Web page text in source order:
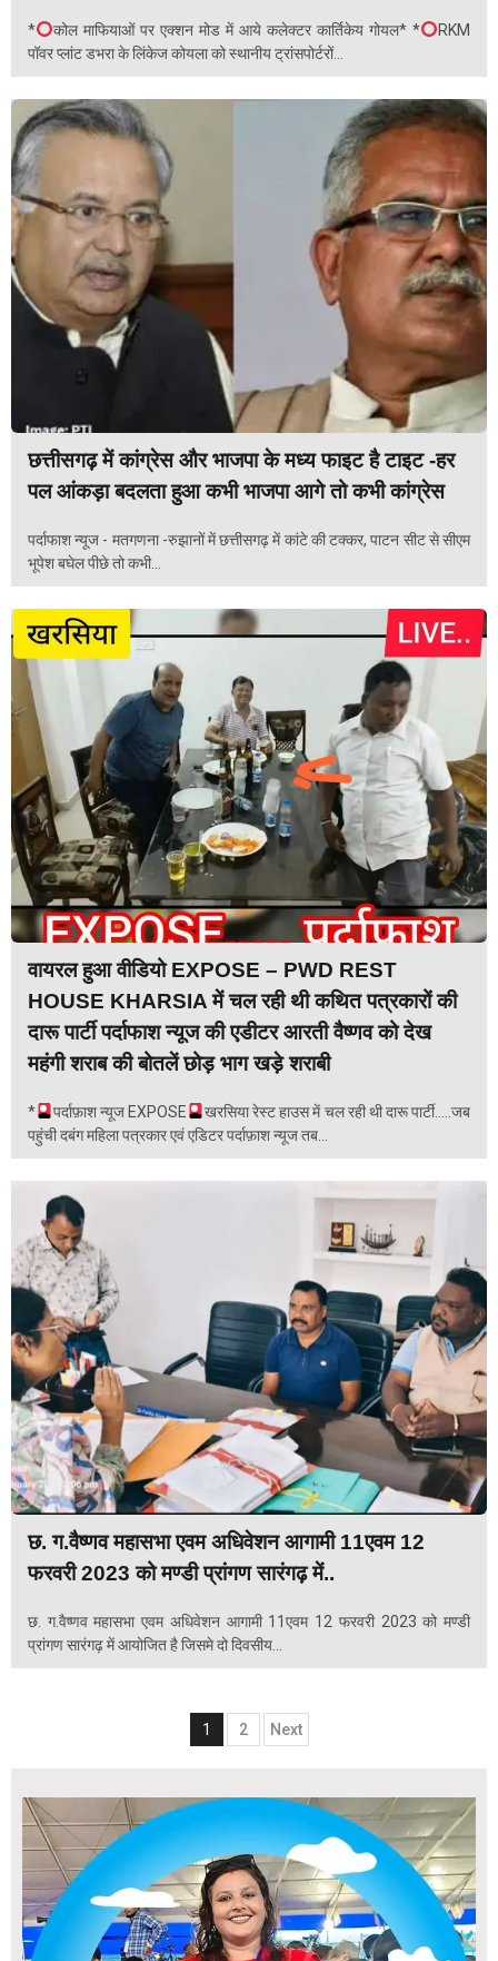
* कोल माफियाओं पर एक्शन मोड में आये कलेक्टर कार्तिकेय गोयल* *
RKM
पॉवर प्लांट डभरा के लिंकेज कोयला को स्थानीय ट्रांसपोर्टरों...
छत्तीसगढ़ में कांग्रेस और भाजपा के मध्य फाइट है टाइट -हर
पल आंकड़ा बदलता हुआ कभी भाजपा आगे तो कभी कांग्रेस
पर्दाफाश न्यूज - मतगणना -रुझानों में छत्तीसगढ़ में कांटे की टक्कर, पाटन सीट से सीएम
भूपेश बघेल पीछे तो कभी...
वायरल हुआ वीडियो EXPOSE – PWD REST
HOUSE KHARSIA में चल रही थी कथित पत्रकारों की
दारू पार्टी पर्दाफाश न्यूज की एडीटर आरती वैष्णव को देख
महंगी शराब की बोतलें छोड़ भाग खड़े शराबी
* पर्दाफ़ाश न्यूज EXPOSE
खरसिया रेस्ट हाउस में चल रही थी दारू पार्टी.....जब
पहुंची दबंग महिला पत्रकार एवं एडिटर पर्दाफ़ाश न्यूज तब...
छ. ग.वैष्णव महासभा एवम अधिवेशन आगामी 11एवम 12
फरवरी 2023 को मण्डी प्रांगण सारंगढ़ में..
छ. ग.वैष्णव महासभा एवम अधिवेशन आगामी 11एवम 12 फरवरी 2023 को मण्डी
प्रांगण सारंगढ़ में आयोजित है जिसमे दो दिवसीय...
Posts
1 2 Next